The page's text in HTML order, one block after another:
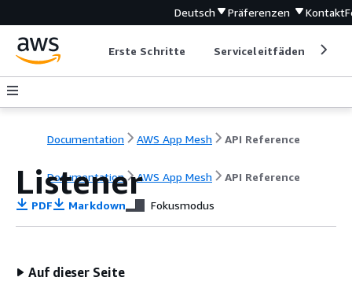
Deutsch Präferenzen Kontakt
Erste Schritte Serviceleitfäden
Documentation AWS App Mesh API Reference
Documentation AWS App Mesh API Reference
Listener
PDF Markdown Fokusmodus
Auf dieser Seite